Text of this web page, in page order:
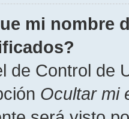
mi nombre
de Control de
Ocultar mi